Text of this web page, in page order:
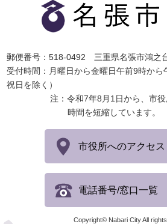
郵便番号：518-0492 三重県名張市鴻之
受付時間：月曜日から金曜日午前9時から
祝日を除く）
注：令和7年8月1日から、市
時間を短縮しています。
市役所へのアクセス
電話番号/窓口一覧
Copyright© Nabari City All